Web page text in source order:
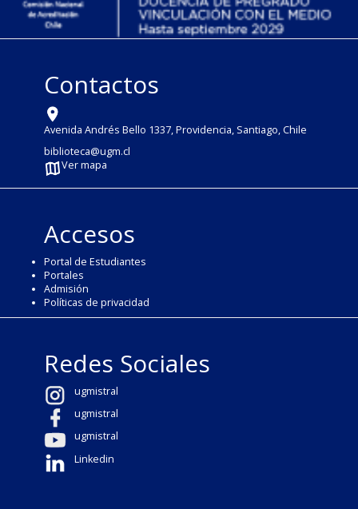
Contactos
Avenida Andrés Bello 1337, Providencia, Santiago, Chile
biblioteca@ugm.cl
Ver mapa
Accesos
Portal de Estudiantes
Portales
Admisión
Políticas de privacidad
Redes Sociales
ugmistral
ugmistral
ugmistral
Linkedin